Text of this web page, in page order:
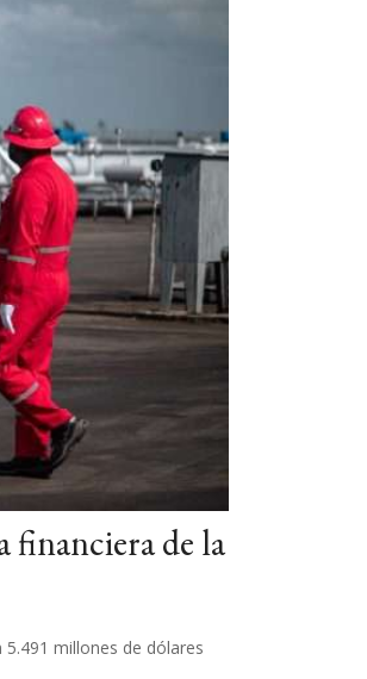
financiera de la
millones de dólares